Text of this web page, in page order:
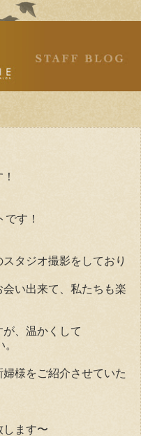
す！
タジオ撮影をしており
い出来て、私たちも楽
、温かくして
様をご紹介させていた
します〜